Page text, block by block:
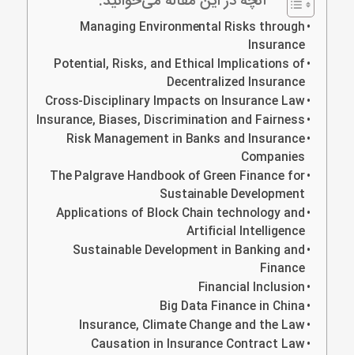
Managing Environmental Risks through
Insurance
Potential, Risks, and Ethical Implications of
Decentralized Insurance
Cross-Disciplinary Impacts on Insurance Law
Insurance, Biases, Discrimination and Fairness
Risk Management in Banks and Insurance
Companies
The Palgrave Handbook of Green Finance for
Sustainable Development
Applications of Block Chain technology and
Artificial Intelligence
Sustainable Development in Banking and
Finance
Financial Inclusion
Big Data Finance in China
Insurance, Climate Change and the Law
Causation in Insurance Contract Law